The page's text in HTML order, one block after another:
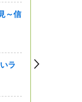
～信
ラ